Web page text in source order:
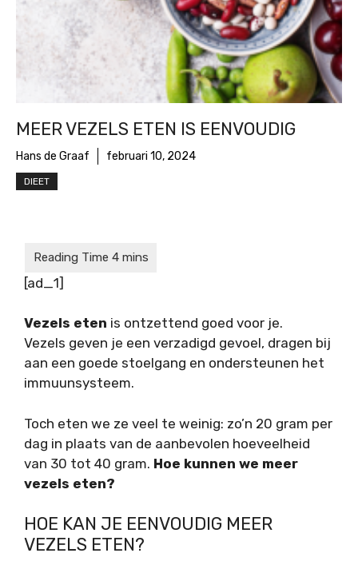
MEER VEZELS ETEN IS EENVOUDIG
Hans de Graaf februari 10, 2024
DIEET
[ad_1]
Vezels eten is ontzettend goed voor je.
Vezels geven je een verzadigd gevoel, dragen bij
aan een goede stoelgang en ondersteunen het
immuunsysteem.
Toch eten we ze veel te weinig: zo’n 20 gram per
dag in plaats van de aanbevolen hoeveelheid
van 30 tot 40 gram. Hoe kunnen we meer
vezels eten?
HOE KAN JE EENVOUDIG MEER
VEZELS ETEN?